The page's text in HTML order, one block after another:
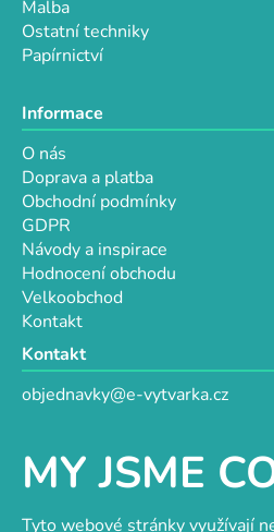
MY JSME
Tyto webové stránky využívají
Malba
Ostatní techniky
Papírnictví
Informace
O nás
Doprava a platba
Obchodní podmínky
GDPR
Návody a inspirace
Hodnocení obchodu
Velkoobchod
Kontakt
Kontakt
objednavky@e-vytvarka.cz
Facebook